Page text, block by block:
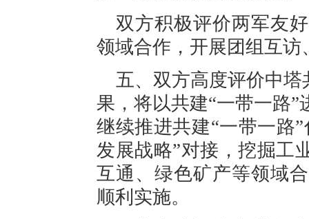
双方积极评价两军友
领域合作，开展团组互
五、双方高度评价中塔
果，将以共建“一带一路
继续推进共建“一带一路
发展战略”对接，挖掘工
互通、绿色矿产等领域
顺利实施。